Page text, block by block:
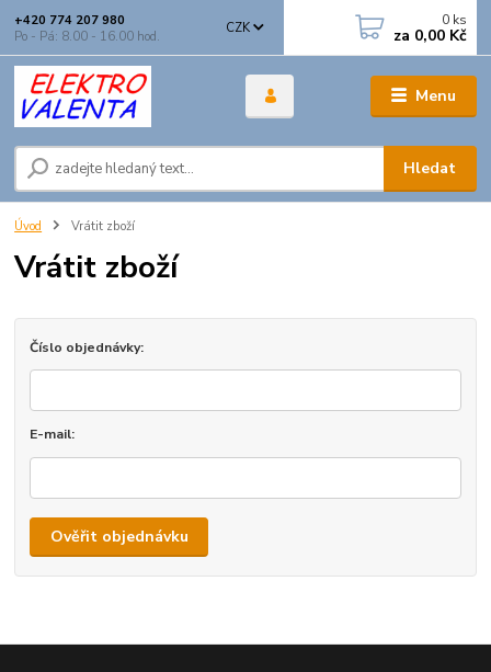
Menu
CZK
Hledat
+420 774 207 980
Po - Pá: 8.00 - 16.00 hod.
0 ks
za 0,00 Kč
Úvod Vrátit zboží
Vrátit zboží
Číslo objednávky:
E-mail:
Ověřit objednávku